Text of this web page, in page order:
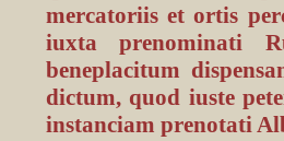
mercatoriis et ortis
iuxta prenominati
beneplacitum
dictum, quod iuste
instanciam prenotati